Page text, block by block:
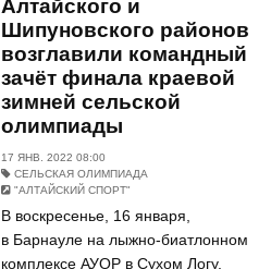
Алтайского и
Шипуновского районов
возглавили командный
зачёт финала краевой
зимней сельской
олимпиады
17 ЯНВ. 2022 08:00
СЕЛЬСКАЯ ОЛИМПИАДА
"АЛТАЙСКИЙ СПОРТ"
В воскресенье, 16 января,
в Барнауле на лыжно-биатлонном
комплексе АУОР в Сухом Логу.